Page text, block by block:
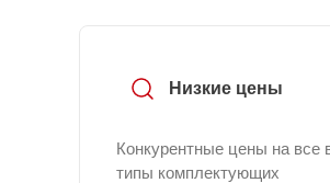
Низкие цены
Конкурентные цены на все
типы комплектующих